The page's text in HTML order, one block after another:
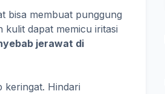
bisa membuat punggung
kulit dapat memicu iritasi
jerawat di
keringat. Hindari